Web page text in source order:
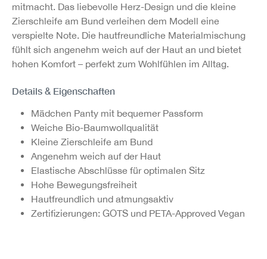
mitmacht. Das liebevolle Herz-Design und die kleine
Zierschleife am Bund verleihen dem Modell eine
verspielte Note. Die hautfreundliche Materialmischung
fühlt sich angenehm weich auf der Haut an und bietet
hohen Komfort – perfekt zum Wohlfühlen im Alltag.
Details & Eigenschaften
Mädchen Panty mit bequemer Passform
Weiche Bio-Baumwollqualität
Kleine Zierschleife am Bund
Angenehm weich auf der Haut
Elastische Abschlüsse für optimalen Sitz
Hohe Bewegungsfreiheit
Hautfreundlich und atmungsaktiv
Zertifizierungen: GOTS und PETA-Approved Vegan